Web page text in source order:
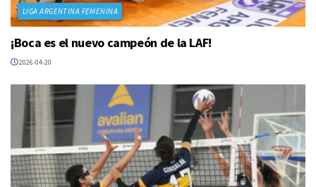
LIGA ARGENTINA FEMENINA
¡Boca es el nuevo campeón de la LAF!
2026-04-20